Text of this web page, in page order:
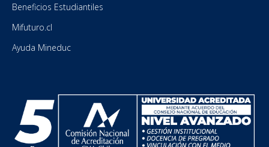
Beneficios Estudiantiles
Mifuturo.cl
Ayuda Mineduc